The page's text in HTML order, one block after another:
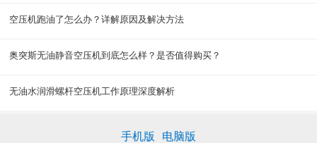
空压机跑油了怎么办？详解原因及解决方法
奥突斯无油静音空压机到底怎么样？是否值得购买？
无油水润滑螺杆空压机工作原理深度解析
手机版 电脑版